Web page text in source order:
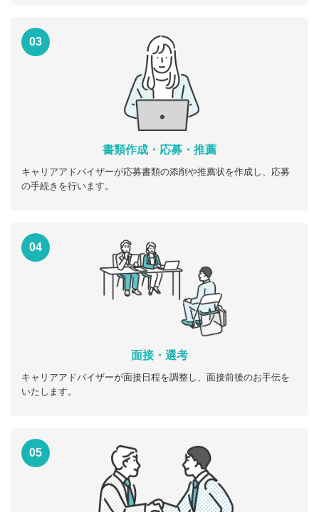
03
書類作成・応募・推薦
キャリアアドバイザーが応募書類の添削や推薦状を作成し、応募
の手続きを行います。
04
面接・選考
キャリアアドバイザーが面接日程を調整し、面接前後のお手伝を
いたします。
05